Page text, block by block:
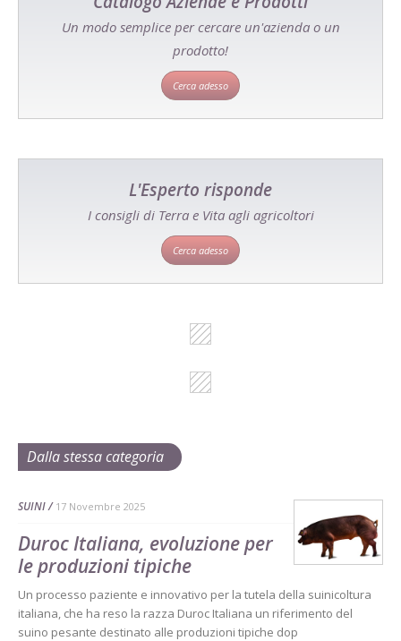
Un modo semplice per cercare un'azienda o un
prodotto!
Cerca adesso
L'Esperto risponde
I consigli di Terra e Vita agli agricoltori
Cerca adesso
Dalla stessa categoria
SUINI 17 Novembre 2025
Duroc Italiana, evoluzione per
le produzioni tipiche
Un processo paziente e innovativo per la tutela della suinicoltura
italiana, che ha reso la razza Duroc Italiana un riferimento del
suino pesante destinato alle produzioni tipiche dop